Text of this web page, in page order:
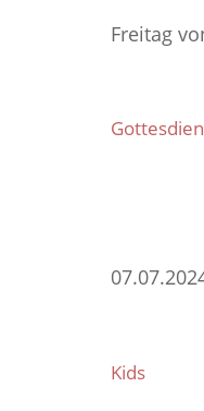
Freitag
Kids